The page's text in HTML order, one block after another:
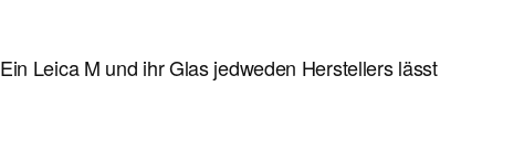
Ein Leica M und ihr Glas jedweden Herstellers lässt